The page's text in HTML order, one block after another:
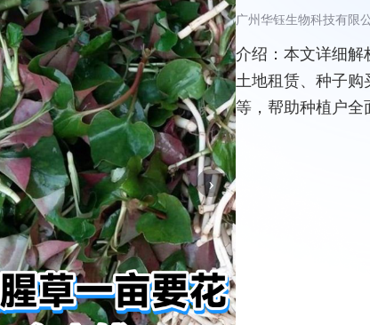
›
广州华钰生物科技有限
介绍： 本文详细解
土地租赁、种子购
等，帮助种植户全